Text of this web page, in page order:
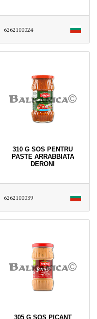
6262100024
310 G SOS PENTRU
PASTE ARRABBIATA
DERONI
6262100039
305 G SOS PICANT